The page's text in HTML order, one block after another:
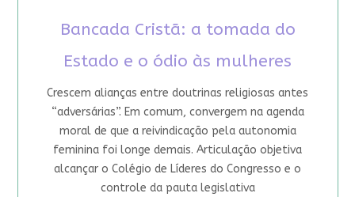
Bancada Cristã: a tomada do
Estado e o ódio às mulheres
Crescem alianças entre doutrinas religiosas antes
“adversárias”. Em comum, convergem na agenda
moral de que a reivindicação pela autonomia
feminina foi longe demais. Articulação objetiva
alcançar o Colégio de Líderes do Congresso e o
controle da pauta legislativa